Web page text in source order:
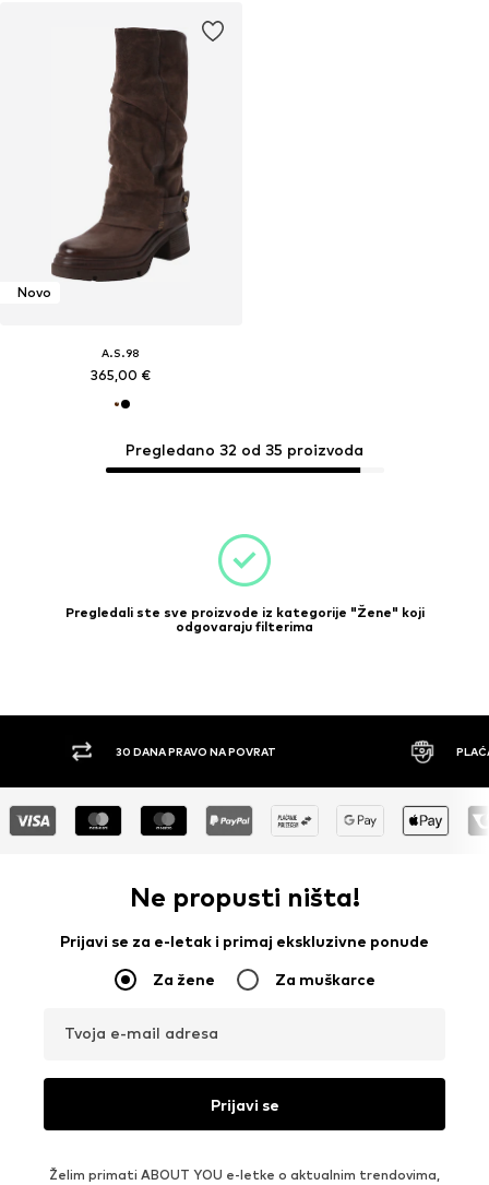
Pregledano 32 od 35 proizvoda
Novo
A.S.98
365,00 €
Pregledali ste sve proizvode iz kategorije "Žene" koji
odgovaraju filterima
NA POVRAT PLAĆANJE POUZEĆEM
Ne propusti ništa!
Prijavi se za e-letak i primaj ekskluzivne ponude
Za žene Za muškarce
Tvoja e-mail adresa
Prijavi se
Želim primati ABOUT YOU e-letke o aktualnim trendovima,